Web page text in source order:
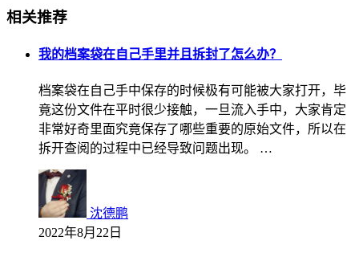
相关推荐
我的档案袋在自己手里并且拆封了怎么办？
档案袋在自己手中保存的时候极有可能被大家打开，毕
竟这份文件在平时很少接触，一旦流入手中，大家肯定
非常好奇里面究竟保存了哪些重要的原始文件，所以在
拆开查阅的过程中已经导致问题出现。 …
沈德鹏
2022年8月22日